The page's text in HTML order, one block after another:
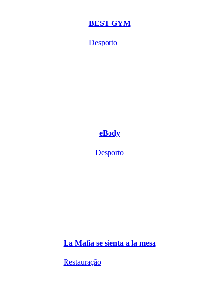
BEST GYM
Desporto
eBody
Desporto
La Mafia se sienta a la mesa
Restauração